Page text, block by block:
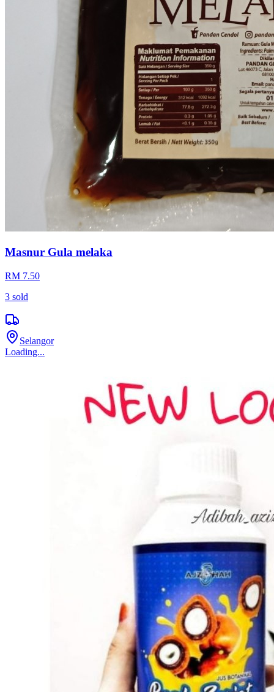
Masnur Gula melaka
RM 7.50
3 sold
Selangor
Loading...